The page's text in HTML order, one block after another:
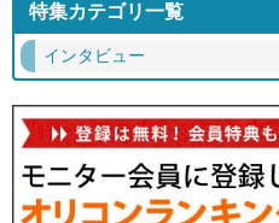
特集カテゴリ一覧
インタビュー